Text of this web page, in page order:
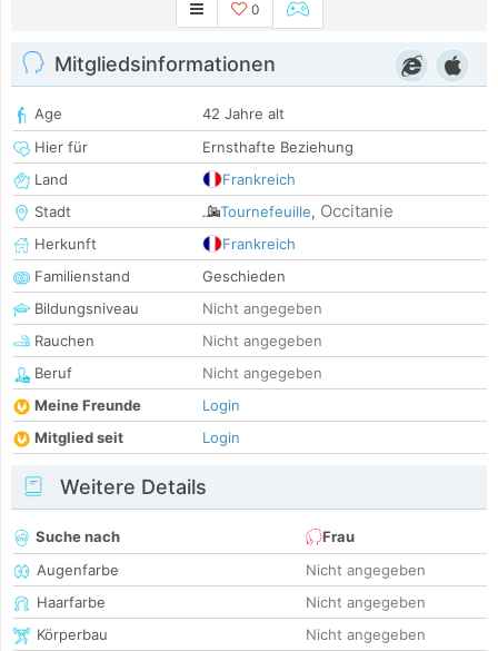
0
Mitgliedsinformationen
Age
42 Jahre alt
Hier für
Ernsthafte Beziehung
Land
Frankreich
Stadt
Tournefeuille, Occitanie
Herkunft
Frankreich
Familienstand
Geschieden
Bildungsniveau
Nicht angegeben
Rauchen
Nicht angegeben
Beruf
Nicht angegeben
Meine Freunde
Login
Mitglied seit
Login
Weitere Details
Suche nach
Frau
Augenfarbe
Nicht angegeben
Haarfarbe
Nicht angegeben
Körperbau
Nicht angegeben